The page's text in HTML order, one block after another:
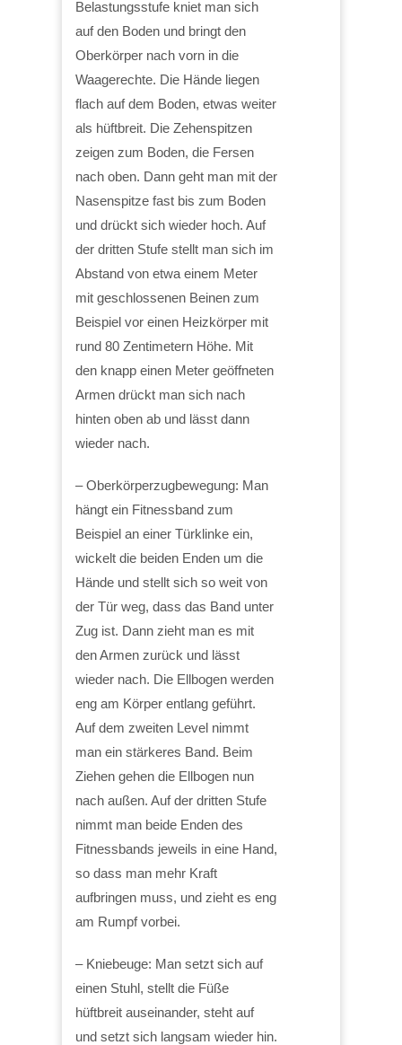
Belastungsstufe kniet man sich
auf den Boden und bringt den
Oberkörper nach vorn in die
Waagerechte. Die Hände liegen
flach auf dem Boden, etwas weiter
als hüftbreit. Die Zehenspitzen
zeigen zum Boden, die Fersen
nach oben. Dann geht man mit der
Nasenspitze fast bis zum Boden
und drückt sich wieder hoch. Auf
der dritten Stufe stellt man sich im
Abstand von etwa einem Meter
mit geschlossenen Beinen zum
Beispiel vor einen Heizkörper mit
rund 80 Zentimetern Höhe. Mit
den knapp einen Meter geöffneten
Armen drückt man sich nach
hinten oben ab und lässt dann
wieder nach.
– Oberkörperzugbewegung: Man
hängt ein Fitnessband zum
Beispiel an einer Türklinke ein,
wickelt die beiden Enden um die
Hände und stellt sich so weit von
der Tür weg, dass das Band unter
Zug ist. Dann zieht man es mit
den Armen zurück und lässt
wieder nach. Die Ellbogen werden
eng am Körper entlang geführt.
Auf dem zweiten Level nimmt
man ein stärkeres Band. Beim
Ziehen gehen die Ellbogen nun
nach außen. Auf der dritten Stufe
nimmt man beide Enden des
Fitnessbands jeweils in eine Hand,
so dass man mehr Kraft
aufbringen muss, und zieht es eng
am Rumpf vorbei.
– Kniebeuge: Man setzt sich auf
einen Stuhl, stellt die Füße
hüftbreit auseinander, steht auf
und setzt sich langsam wieder hin.